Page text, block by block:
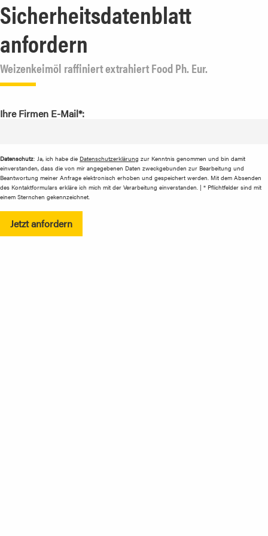
Sicherheitsdatenblatt
anfordern
Weizenkeimöl raffiniert extrahiert Food Ph. Eur.
Ihre Firmen E-Mail*:
Datenschutz: Ja, ich habe die Datenschutzerklärung zur Kenntnis genommen und bin damit
einverstanden, dass die von mir angegebenen Daten zweckgebunden zur Bearbeitung und
Beantwortung meiner Anfrage elektronisch erhoben und gespeichert werden. Mit dem Absenden
des Kontaktformulars erkläre ich mich mit der Verarbeitung einverstanden. | * Pflichtfelder sind mit
einem Sternchen gekennzeichnet.
Jetzt anfordern